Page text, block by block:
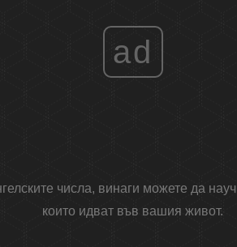
ad
числа, винаги можете да
които идват във вашия живот.